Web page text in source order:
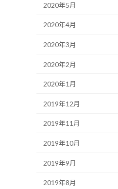
2020年5月
2020年4月
2020年3月
2020年2月
2020年1月
2019年12月
2019年11月
2019年10月
2019年9月
2019年8月